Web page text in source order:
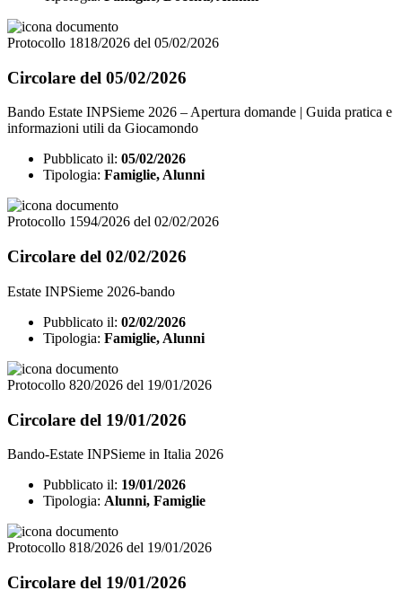
Protocollo 1818/2026 del 05/02/2026
Circolare del 05/02/2026
Bando Estate INPSieme 2026 – Apertura domande | Guida pratica e
informazioni utili da Giocamondo
Pubblicato il: 05/02/2026
Tipologia: Famiglie, Alunni
Protocollo 1594/2026 del 02/02/2026
Circolare del 02/02/2026
Estate INPSieme 2026-bando
Pubblicato il: 02/02/2026
Tipologia: Famiglie, Alunni
Protocollo 820/2026 del 19/01/2026
Circolare del 19/01/2026
Bando-Estate INPSieme in Italia 2026
Pubblicato il: 19/01/2026
Tipologia: Alunni, Famiglie
Protocollo 818/2026 del 19/01/2026
Circolare del 19/01/2026